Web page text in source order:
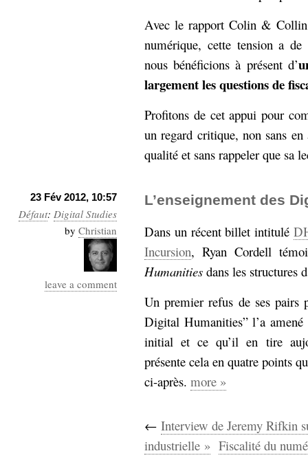
Avec le rapport Colin &
numérique, cette tension a
nous bénéficions à présent d’
largement les questions de
Profitons de cet appui pour
un regard critique, non sans en
qualité et sans rappeler que sa
23 Fév 2012, 10:57
Défaut: Digital Studies
by Christian
leave a comment
L’enseignement des
Dans un récent billet intitulé
Incursion, Ryan Cordell
Humanities dans les structures
Un premier refus de ses pairs
Digital Humanities” l’a
initial et ce qu’il en tire
présente cela en quatre points
ci-après. more »
← Interview de Jeremy Rifkin
industrielle » Fiscalité du